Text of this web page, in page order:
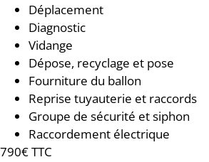
Déplacement
Diagnostic
Vidange
Dépose, recyclage et pose
Fourniture du ballon
Reprise tuyauterie et raccords
Groupe de sécurité et siphon
Raccordement électrique
790€ TTC